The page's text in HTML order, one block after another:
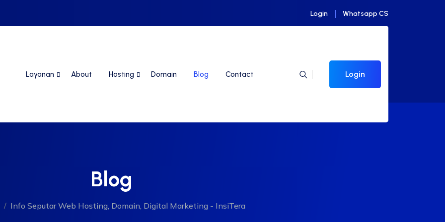
Login Whatsapp CS
Layanan About Hosting Domain Blog Contact Login
Blog
Info Seputar Web Hosting, Domain, Digital Marketing - InsiTera